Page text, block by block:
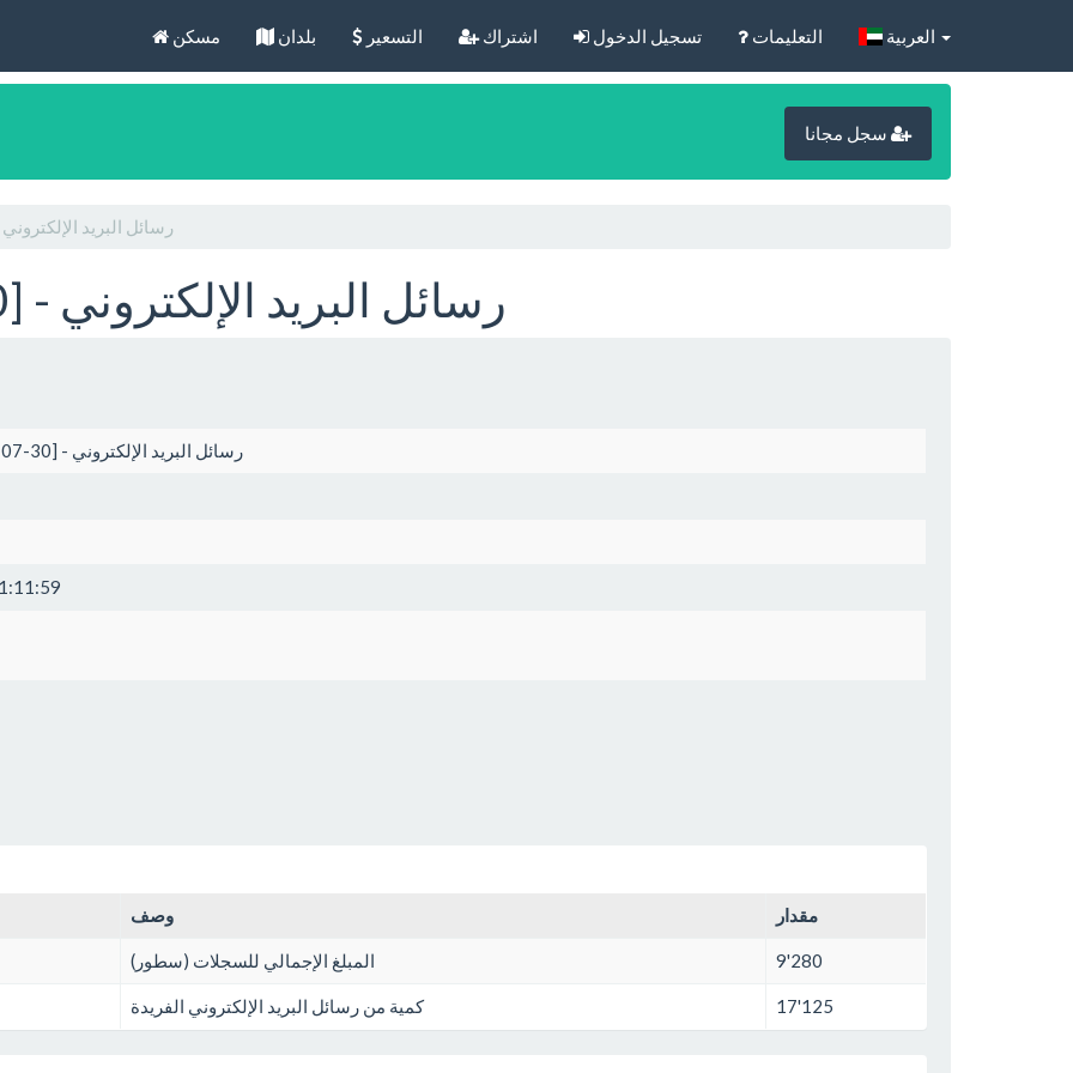
مسكن بلدان التسعير اشتراك تسجيل الدخول التعليمات
Brugge [2026-07-30] - رسائل البريد الإلكتروني
Brugge [2026-07-30] - رسائل البريد الإلكتروني
Brugge [2026-07-30] - رسائل البريد الإلكتروني
وصف مقدار
المبلغ الإجمالي للسجلات (سطور) 9'280
كمية من رسائل البريد الإلكتروني الفريدة 17'125